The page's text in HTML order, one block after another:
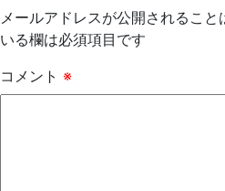
メールアドレスが公開されること
いる欄は必須項目です
コメント ※